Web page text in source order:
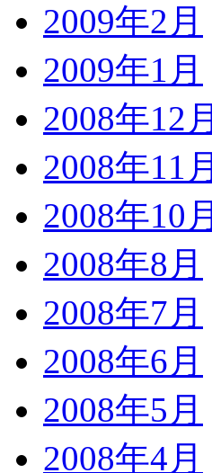
2009年2月
2009年1月
2008年12月
2008年11月
2008年10月
2008年8月
2008年7月
2008年6月
2008年5月
2008年4月